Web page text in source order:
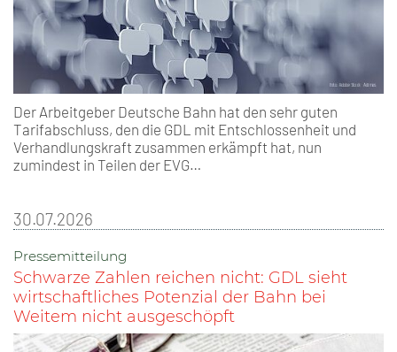
Der Arbeitgeber Deutsche Bahn hat den sehr guten
Tarifabschluss, den die GDL mit Entschlossenheit und
Verhandlungskraft zusammen erkämpft hat, nun
zumindest in Teilen der EVG…
30.07.2026
Pressemitteilung
Schwarze Zahlen reichen nicht: GDL sieht
wirtschaftliches Potenzial der Bahn bei
Weitem nicht ausgeschöpft